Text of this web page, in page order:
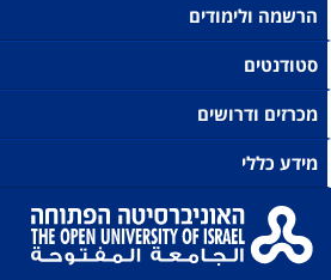
הרשמה ולימודים
סטודנטים
מכרזים ודרושים
מידע כללי